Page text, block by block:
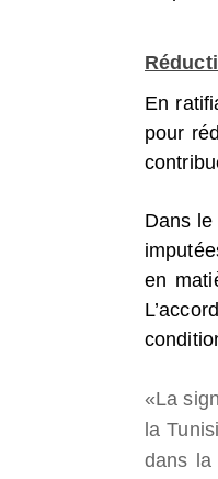
En
pour
Dans le
en
«La
la
dans la